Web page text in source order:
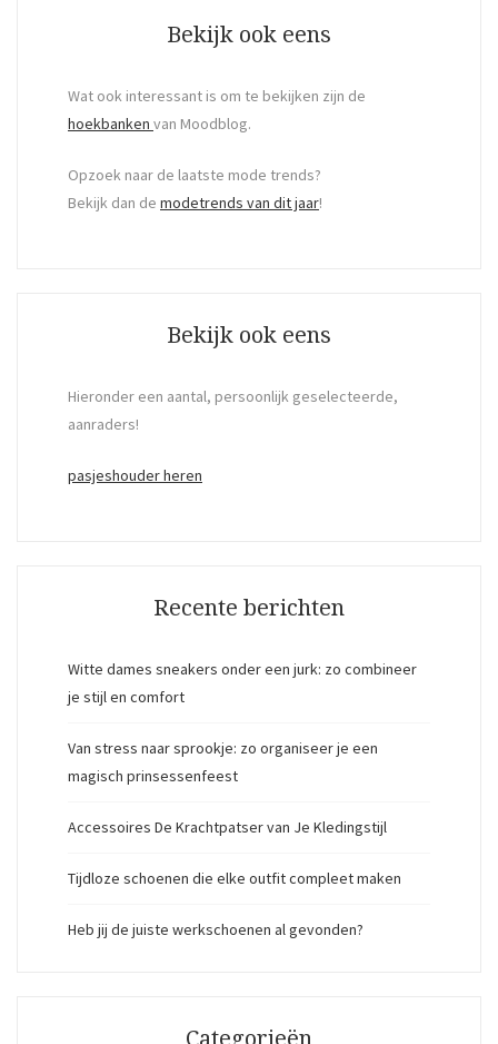
Bekijk ook eens
Wat ook interessant is om te bekijken zijn de
hoekbanken van Moodblog.
Opzoek naar de laatste mode trends?
Bekijk dan de modetrends van dit jaar!
Bekijk ook eens
Hieronder een aantal, persoonlijk geselecteerde,
aanraders!
pasjeshouder heren
Recente berichten
Witte dames sneakers onder een jurk: zo combineer
je stijl en comfort
Van stress naar sprookje: zo organiseer je een
magisch prinsessenfeest
Accessoires De Krachtpatser van Je Kledingstijl
Tijdloze schoenen die elke outfit compleet maken
Heb jij de juiste werkschoenen al gevonden?